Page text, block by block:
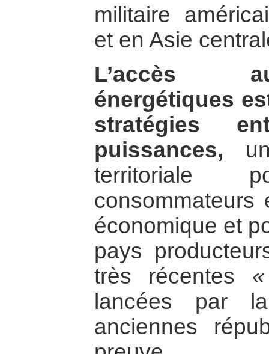
militaire
et en Asie
L’accès
énergétiques
stratégies
puissances,
territoriale
économique et
pays
très récentes
lancées par
anciennes